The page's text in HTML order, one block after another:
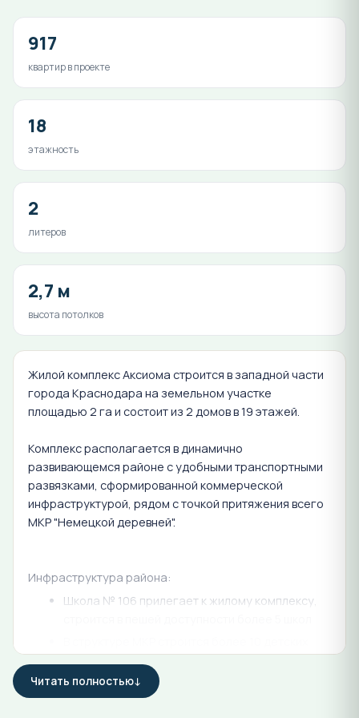
917
квартир в проекте
18
этажность
2
литеров
2,7 м
высота потолков
Жилой комплекс Аксиома строится в западной части
города Краснодара на земельном участке
площадью 2 га и состоит из 2 домов в 19 этажей.
Комплекс располагается в динамично
развивающемся районе с удобными транспортными
развязками, сформированной коммерческой
инфраструктурой, рядом с точкой притяжения всего
МКР "Немецкой деревней".
Инфраструктура района:
Школа № 106 прилегает к жилому комплексу,
2024 год
Гипер Лента, Леруа Мерлен, ТРЦ WestMall в
Читать полностью